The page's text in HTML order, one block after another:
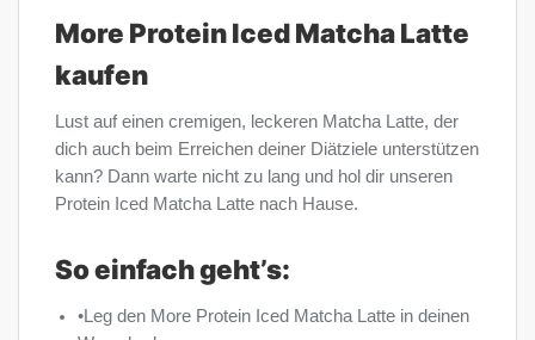
More Protein Iced Matcha Latte
kaufen
Lust auf einen cremigen, leckeren Matcha Latte, der
dich auch beim Erreichen deiner Diätziele unterstützen
kann? Dann warte nicht zu lang und hol dir unseren
Protein Iced Matcha Latte nach Hause.
So einfach geht’s:
•Leg den More Protein Iced Matcha Latte in deinen